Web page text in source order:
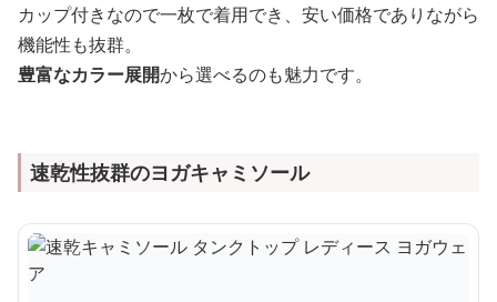
カップ付きなので一枚で着用でき、安い価格でありながら
機能性も抜群。
豊富なカラー展開から選べるのも魅力です。
速乾性抜群のヨガキャミソール